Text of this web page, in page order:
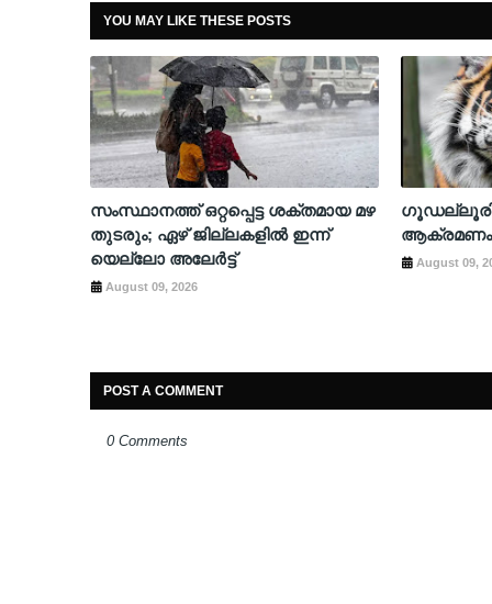
YOU MAY LIKE THESE POSTS
സംസ്ഥാനത്ത് ഒറ്റപ്പെട്ട ശക്തമായ മഴ
തുടരും; ഏഴ് ജില്ലകളില്‍ ഇന്ന്
യെല്ലോ അലേര്‍ട്ട്
August 09, 2026
ആക്രമണം;
August 09,
POST A COMMENT
0 Comments